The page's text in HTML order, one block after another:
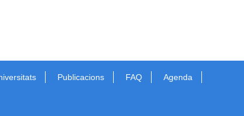
Publicacions FAQ Agenda